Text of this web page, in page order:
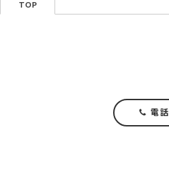
TOP
電話